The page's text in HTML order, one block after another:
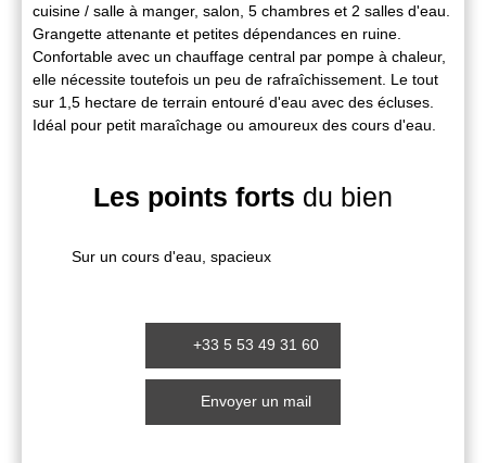
cuisine / salle à manger, salon, 5 chambres et 2 salles d'eau.
Grangette attenante et petites dépendances en ruine.
Confortable avec un chauffage central par pompe à chaleur,
elle nécessite toutefois un peu de rafraîchissement. Le tout
sur 1,5 hectare de terrain entouré d'eau avec des écluses.
Idéal pour petit maraîchage ou amoureux des cours d'eau.
Les points forts du bien
Sur un cours d'eau, spacieux
+33 5 53 49 31 60
Envoyer un mail